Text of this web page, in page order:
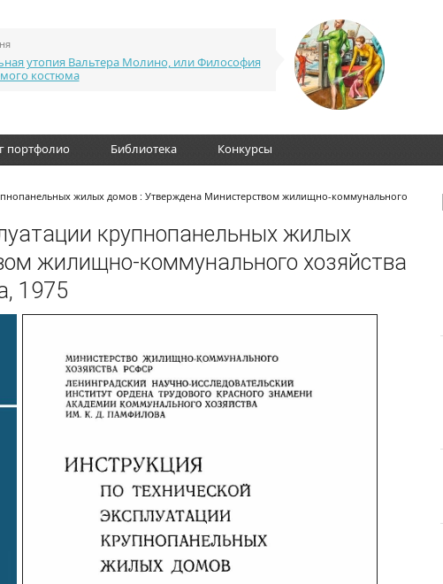
утопия Вальтера Молино, или Философия
костюма
портфолио Библиотека Конкурсы
жилых домов : Утверждена Министерством жилищно-коммунального
крупнопанельных жилых
жилищно-коммунального хозяйства
1975